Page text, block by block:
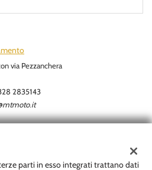
via Pezzanchera
2835143
parti in esso integrati trattano dati